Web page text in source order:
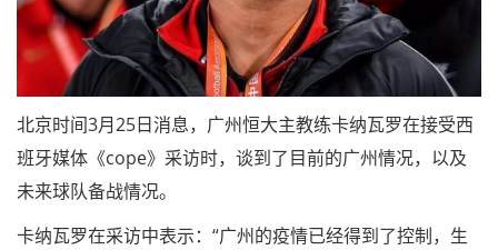
北京时间3月25日消息，广州恒大主教练卡纳瓦罗在接受西
班牙媒体《cope》采访时，谈到了目前的广州情况，以及
未来球队备战情况。
卡纳瓦罗在采访中表示：“广州的疫情已经得到了控制，生